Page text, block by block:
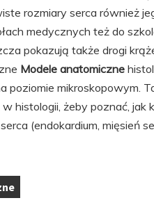
rozmiary serca również
medycznych też do
pokazują także drogi
Modele anatomiczne
poziomie mikroskopowym.
histologii, żeby poznać, jak
(endokardium, mięsień